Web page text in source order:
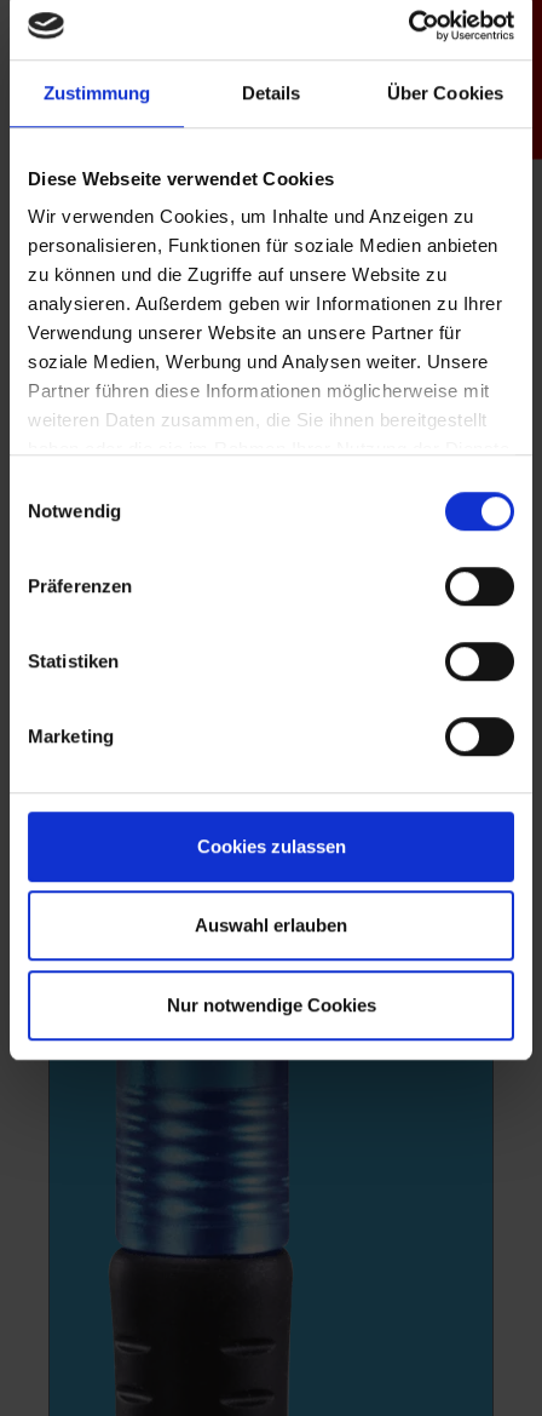
Zustimmung Details Über Cookies
Diese Webseite verwendet Cookies
Wir verwenden Cookies, um Inhalte und Anzeigen zu
personalisieren, Funktionen für soziale Medien anbieten
zu können und die Zugriffe auf unsere Website zu
analysieren. Außerdem geben wir Informationen zu Ihrer
Verwendung unserer Website an unsere Partner für
soziale Medien, Werbung und Analysen weiter. Unsere
Partner führen diese Informationen möglicherweise mit
weiteren Daten zusammen, die Sie ihnen bereitgestellt
Notwendig
Präferenzen
Statistiken
Marketing
Cookies zulassen
Auswahl erlauben
Nur notwendige Cookies
Produktfinder